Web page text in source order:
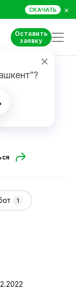
СКАЧАТЬ ×
Оставить
заявку
1